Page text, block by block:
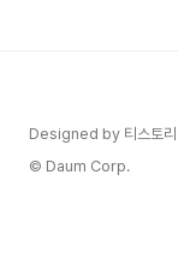
Designed by 티스토리
© Daum Corp.